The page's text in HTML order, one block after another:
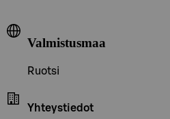
Valmistusmaa
Ruotsi
Yhteystiedot